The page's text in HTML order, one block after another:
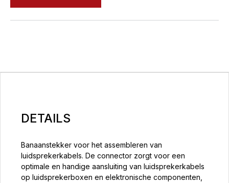
DETAILS
Banaanstekker voor het assembleren van
luidsprekerkabels. De connector zorgt voor een
optimale en handige aansluiting van luidsprekerkabels
op luidsprekerboxen en elektronische componenten,